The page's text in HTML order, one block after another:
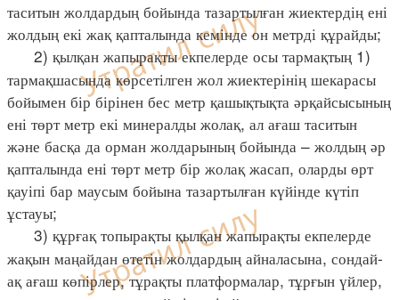
таситын жолдардың бойында тазартылған жиектердің ені
жолдың екі жақ қапталында кемінде он метрді құрайды;
2) қылқан жапырақты екпелерде осы тармақтың 1)
тармақшасында көрсетілген жол жиектерінің шекарасы
бойымен бір бірінен бес метр қашықтықта әрқайсысының
ені төрт метр екі минералды жолақ, ал ағаш таситын
және басқа да орман жолдарының бойында – жолдың әр
қапталында ені төрт метр бір жолақ жасап, оларды өрт
қауіпі бар маусым бойына тазартылған күйінде күтіп
ұстауы;
3) құрғақ топырақты қылқан жапырақты екпелерде
жақын маңайдан өтетін жолдардың айналасына, сондай-
ақ ағаш көпірлер, тұрақты платформалар, тұрғын үйлер,